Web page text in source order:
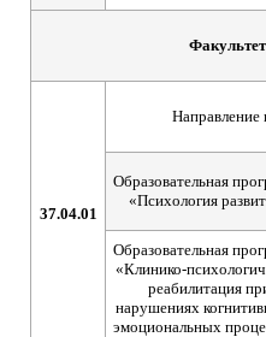
37.04.01
Направление
Образовательная
«Психология
Образовательная
«Клинико-
реабилитация
нарушениях
эмоциональных